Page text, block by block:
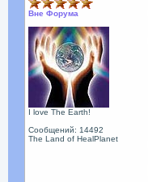
Вне Форума
I love The Earth!
Сообщений: 14492
The Land of HealPlanet